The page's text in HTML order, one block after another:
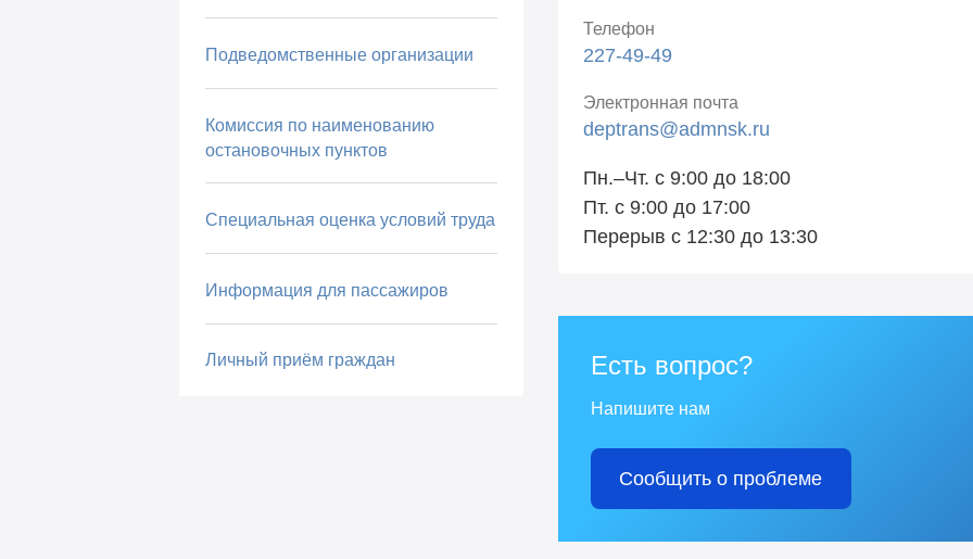
Подведомственные организации
Комиссия по наименованию
остановочных пунктов
Специальная оценка условий труда
Информация для пассажиров
Личный приём граждан
Телефон
227-49-49
Электронная почта
deptrans@admnsk.ru
Пн.–Чт. с 9:00 до 18:00
Пт. с 9:00 до 17:00
Перерыв с 12:30 до 13:30
Есть вопрос?
Напишите нам
Сообщить о проблеме